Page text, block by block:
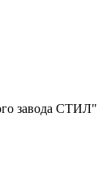
завода СТИЛ"